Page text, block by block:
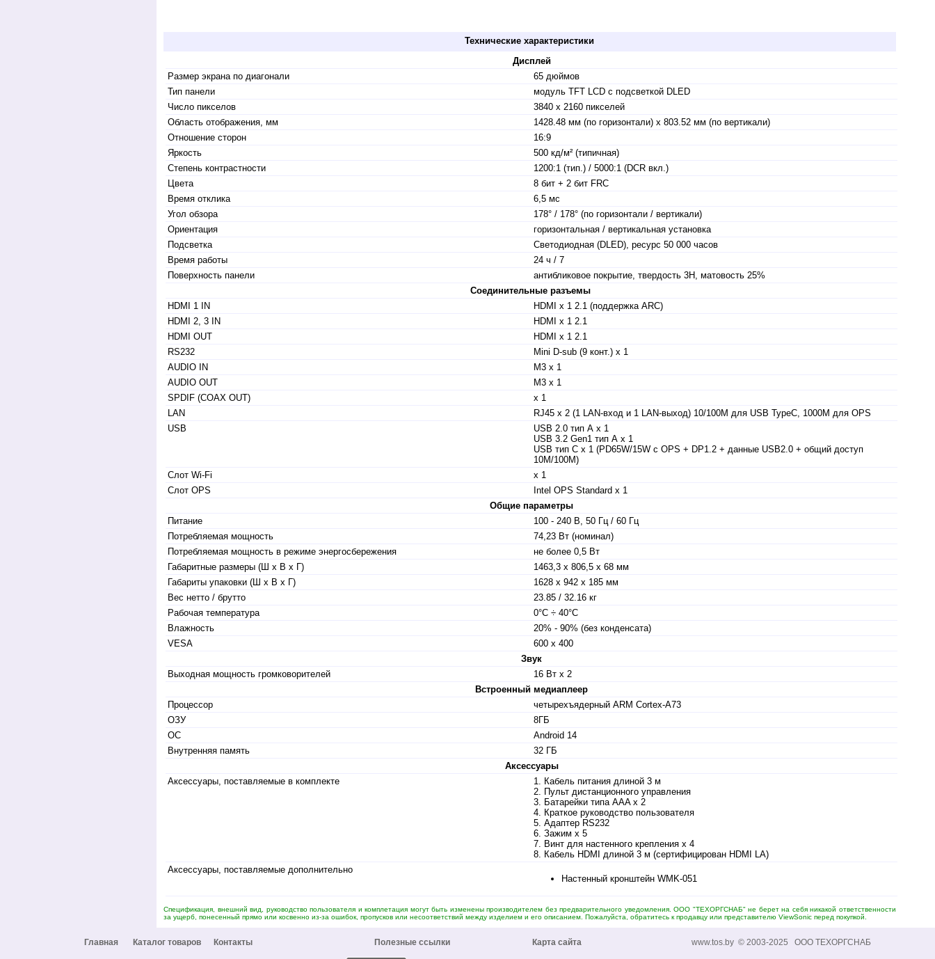
Технические характеристики
Дисплей
Размер экрана по диагонали
65 дюймов
Тип панели
модуль TFT LCD с подсветкой DLED
Число пикселов
3840 x 2160 пикселей
Область отображения, мм
1428.48 мм (по горизонтали) x 803.52 мм (по вертикали)
Отношение сторон
16:9
Яркость
500 кд/м² (типичная)
Степень контрастности
1200:1 (тип.) / 5000:1 (DCR вкл.)
Цвета
8 бит + 2 бит FRC
Время отклика
6,5 мс
Угол обзора
178° / 178° (по горизонтали / вертикали)
Ориентация
горизонтальная / вертикальная установка
Подсветка
Светодиодная (DLED), ресурс 50 000 часов
Время работы
24 ч / 7
Поверхность панели
антибликовое покрытие, твердость 3H, матовость 25%
Соединительные разъемы
HDMI 1 IN
HDMI x 1 2.1 (поддержка ARC)
HDMI 2, 3 IN
HDMI x 1 2.1
HDMI OUT
HDMI x 1 2.1
RS232
Mini D-sub (9 конт.) х 1
AUDIO IN
M3 х 1
AUDIO OUT
M3 х 1
SPDIF (COAX OUT)
х 1
LAN
RJ45 x 2 (1 LAN-вход и 1 LAN-выход) 10/100M для USB TypeC, 1000M для OPS
USB
USB 2.0 тип А х 1
USB 3.2 Gen1 тип А х 1
USB тип C х 1 (PD65W/15W с OPS + DP1.2 + данные USB2.0 + общий доступ
10M/100M)
Слот Wi-Fi
х 1
Слот OPS
Intel OPS Standard x 1
Общие параметры
Питание
100 - 240 В, 50 Гц / 60 Гц
Потребляемая мощность
74,23 Вт (номинал)
Потребляемая мощность в режиме энергосбережения
не более 0,5 Вт
Габаритные размеры (Ш x В x Г)
1463,3 x 806,5 x 68 мм
Габариты упаковки (Ш x В x Г)
1628 x 942 x 185 мм
Вес нетто / брутто
23.85 / 32.16 кг
Рабочая температура
0°C ÷ 40°C
Влажность
20% - 90% (без конденсата)
VESA
600 x 400
Звук
Выходная мощность громковорителей
16 Вт х 2
Встроенный медиаплеер
Процессор
четырехъядерный ARM Cortex-A73
ОЗУ
8ГБ
ОС
Android 14
Внутренняя память
32 ГБ
Аксессуары
Аксессуары, поставляемые в комплекте
1. Кабель питания длиной 3 м
2. Пульт дистанционного управления
3. Батарейки типа AAA x 2
4. Краткое руководство пользователя
5. Адаптер RS232
6. Зажим x 5
7. Винт для настенного крепления x 4
8. Кабель HDMI длиной 3 м (сертифицирован HDMI LA)
Аксессуары, поставляемые дополнительно
Настенный кронштейн WMK-051
Спецификация, внешний вид, руководство пользователя и комплетация могут быть изменены производителем без предварительного уведомления. ООО "ТЕХОРГСНАБ" не берет на себя никакой ответственности
за ущерб, понесенный прямо или косвенно из-за ошибок, пропусков или несоответствий между изделием и его описанием. Пожалуйста, обратитесь к продавцу или представителю ViewSonic перед покупкой.
Главная Каталог товаров Контакты Полезные ссылки Карта сайта www.tos.by © 2003-2025 ООО ТЕХОРГСНАБ